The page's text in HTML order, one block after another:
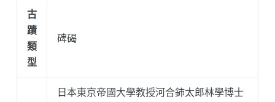
古
蹟
類
型
碑碣
日本東京帝國大學教授河合鈰太郎林學博士